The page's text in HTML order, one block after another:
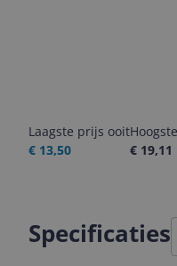
Laagste prijs ooit
€ 13,50
€ 19,11
Specificaties